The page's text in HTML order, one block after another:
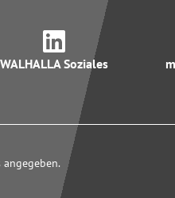
WALHALLA Soziales